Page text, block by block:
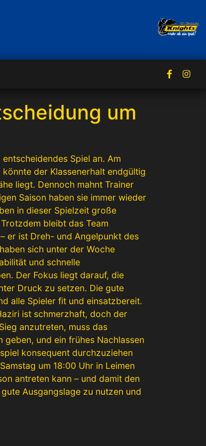
um
Spiel an. Am
der Klassenerhalt endgültig
liegt. Dennoch mahnt Trainer
Saison haben sie immer wieder
in dieser Spielzeit große
bleibt das Team
er ist Dreh- und Angelpunkt des
sich unter der Woche
und schnelle
Der Fokus liegt darauf, die
Druck zu setzen. Die gute
alle Spieler fit und einsatzbereit.
ist schmerzhaft, doch der
anzutreten, muss das
und ein frühes Nachlassen
konsequent durchzuziehen
um 18:00 Uhr in Leimen
antreten kann – und damit den
Ausgangslage zu nutzen und